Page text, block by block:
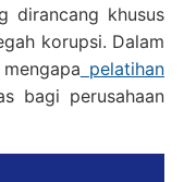
dirancang khusus
korupsi. Dalam
pelatihan
bagi perusahaan